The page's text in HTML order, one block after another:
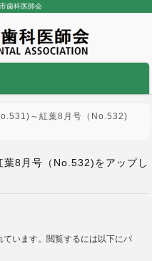
歯科医師会
～紅葉8月号（No.532)
8月号（No.532)をアップし
います。閲覧するには以下にパ